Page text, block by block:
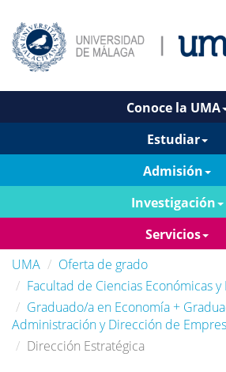
Conoce la UMA
Estudiar
Admisión
Investigación
Servicios
UMA
Oferta de grado
Facultad de Ciencias Económicas
Graduado/a en Economía +
Administración y Dirección de
Dirección Estratégica